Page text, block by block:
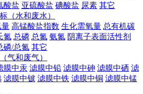
酸盐 亚硫酸盐 碘酸盐 尿素 其它
（水和废水）
量 高锰酸盐指数 生化需氧量 总有机碳
氮 总磷 总氮 氨氮 阴离子表面活性剂
磷/总氮 其它
气和废气）
膜中汞 滤膜中铅 滤膜中砷 滤膜中硒 滤
滤膜中铍 滤膜中铁 滤膜中铜 滤膜中锰